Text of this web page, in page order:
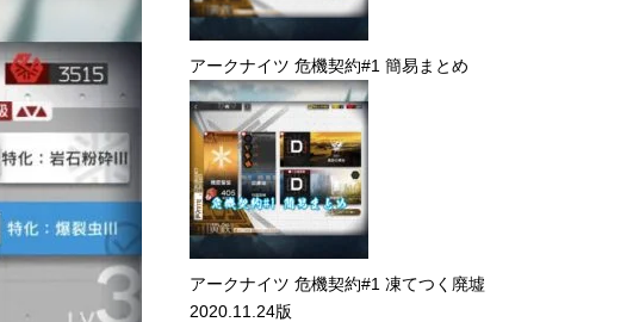
アークナイツ 危機契約#1 簡易まとめ
アークナイツ 危機契約#1 凍てつく廃墟
2020.11.24版